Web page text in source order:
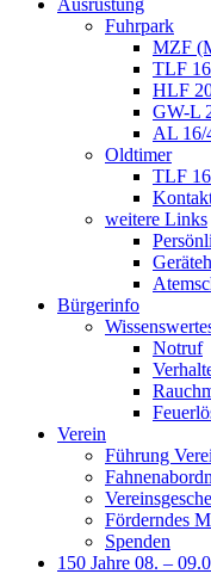
Ausrüstung
Fuhrpark
MZF
TLF
HLF
GW-L
AL 16/
Oldtimer
TLF
weitere Links
Bürgerinfo
Notruf
Verein
Führung
Förderndes
Spenden
150 Jahre 08. –